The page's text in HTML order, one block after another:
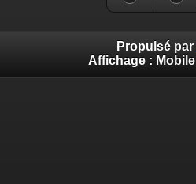
Propulsé par
Affichage : Mobile